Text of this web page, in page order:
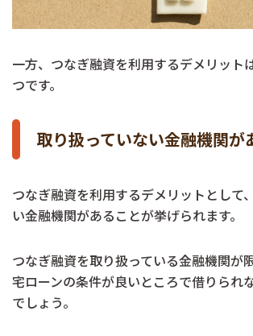
一方、つなぎ融資を利用するデメリット
つです。
取り扱っていない金融機関が
つなぎ融資を利用するデメリットとして
い金融機関があることが挙げられます。
つなぎ融資を取り扱っている金融機関が
宅ローンの条件が良いところで借りられ
でしょう。